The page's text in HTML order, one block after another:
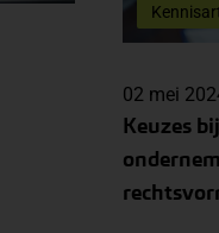
02 mei
Keuzes